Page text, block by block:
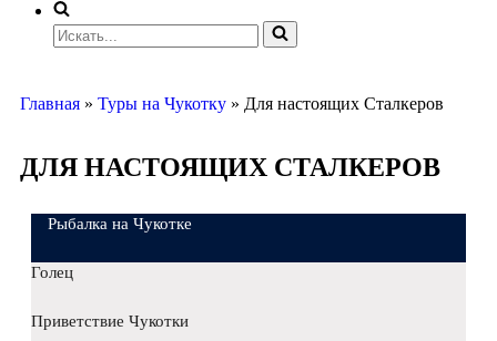
Главная » Туры на Чукотку » Для настоящих Сталкеров
ДЛЯ НАСТОЯЩИХ СТАЛКЕРОВ
Рыбалка на Чукотке
Голец
Приветствие Чукотки